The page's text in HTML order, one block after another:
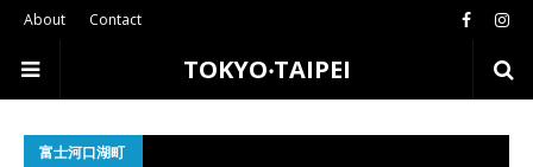
About Contact
TOKYO‧TAIPEI
富士河口湖町